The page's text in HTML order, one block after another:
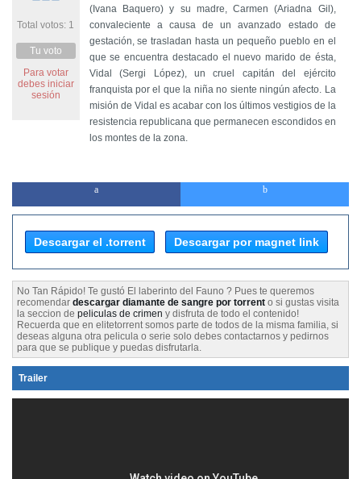
Total votos: 1
Tu voto
Para votar
debes iniciar
sesión
(Ivana Baquero) y su madre, Carmen (Ariadna Gil),
convaleciente a causa de un avanzado estado de
gestación, se trasladan hasta un pequeño pueblo en el
que se encuentra destacado el nuevo marido de ésta,
Vidal (Sergi López), un cruel capitán del ejército
franquista por el que la niña no siente ningún afecto. La
misión de Vidal es acabar con los últimos vestigios de la
resistencia republicana que permanecen escondidos en
los montes de la zona.
Descargar el .torrent Descargar por magnet link
No Tan Rápido! Te gustó El laberinto del Fauno ? Pues te queremos
recomendar descargar diamante de sangre por torrent o si gustas visita
la seccion de peliculas de crimen y disfruta de todo el contenido!
Recuerda que en elitetorrent somos parte de todos de la misma familia, si
deseas alguna otra pelicula o serie solo debes contactarnos y pedirnos
para que se publique y puedas disfrutarla.
Trailer